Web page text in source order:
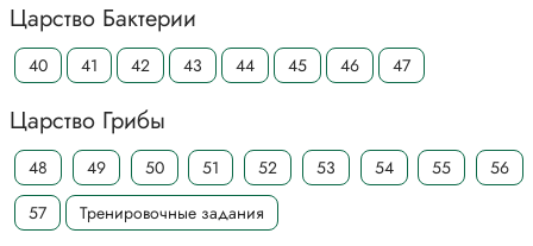
Царство Бактерии
40 41 42 43 44 45 46 47
Царство Грибы
48 49 50 51 52 53 54 55
56
57
Тренировочные задания